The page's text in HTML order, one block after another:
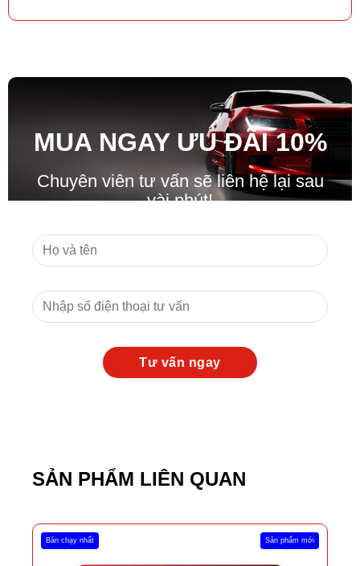
MUA NGAY ƯU ĐÃI10%
Chuyên viên tư vấn sẽ liên hệ lại sau
vài phút!
SẢN PHẨM LIÊN QUAN
Bán chạy nhất Sản phẩm mới